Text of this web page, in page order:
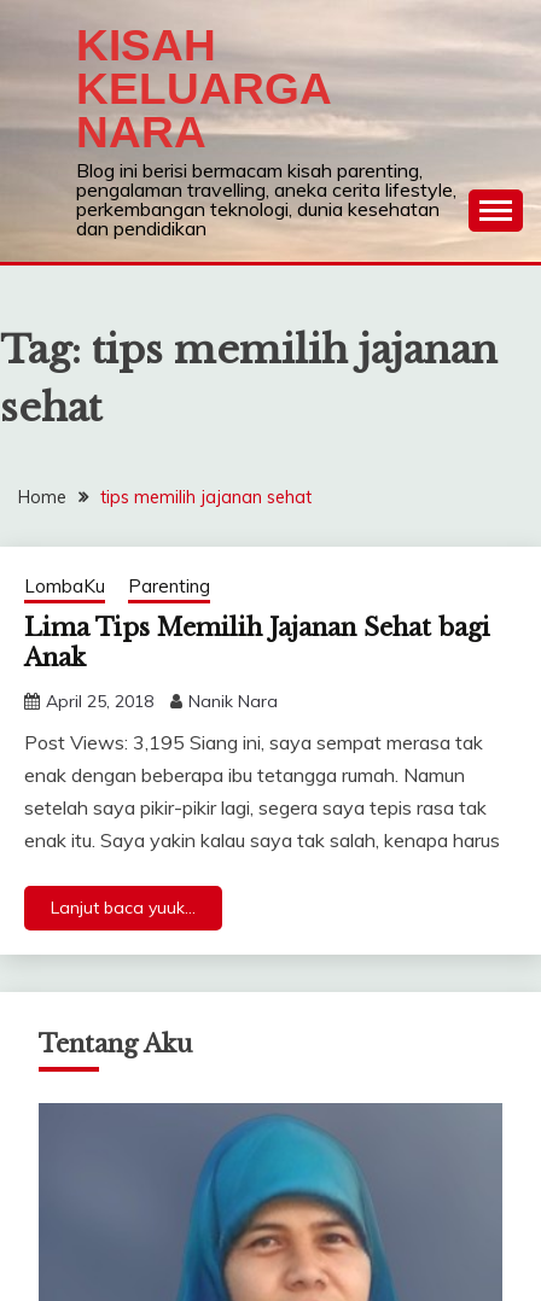
KISAH
KELUARGA
NARA
Blog ini berisi bermacam kisah parenting,
pengalaman travelling, aneka cerita lifestyle,
perkembangan teknologi, dunia kesehatan
dan pendidikan
Tag: tips memilih jajanan
sehat
Home tips memilih jajanan sehat
LombaKu Parenting
Lima Tips Memilih Jajanan Sehat bagi
Anak
April 25, 2018 Nanik Nara
Post Views: 3,195 Siang ini, saya sempat merasa tak
enak dengan beberapa ibu tetangga rumah. Namun
setelah saya pikir-pikir lagi, segera saya tepis rasa tak
enak itu. Saya yakin kalau saya tak salah, kenapa harus
Lanjut baca yuuk...
Tentang Aku